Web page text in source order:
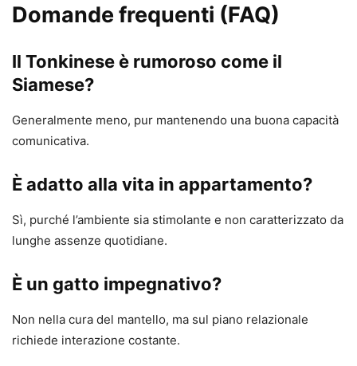
Domande frequenti (FAQ)
Il Tonkinese è rumoroso come il
Siamese?
Generalmente meno, pur mantenendo una buona capacità
comunicativa.
È adatto alla vita in appartamento?
Sì, purché l’ambiente sia stimolante e non caratterizzato da
lunghe assenze quotidiane.
È un gatto impegnativo?
Non nella cura del mantello, ma sul piano relazionale
richiede interazione costante.